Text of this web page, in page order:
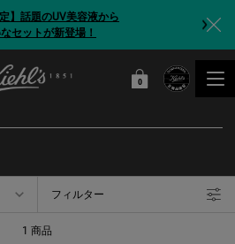
だけ！洗顔ブラシをプレゼント
カート
0
0 カート内の製品
フィルター
フィルターメニュー
1 商品